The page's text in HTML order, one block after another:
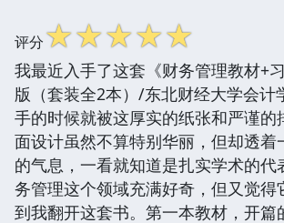
评分☆☆☆☆☆
我最近入手了这套《财务管理教材+
版（套装全2本）/东北财经大学会计
手的时候就被这厚实的纸张和严谨的
面设计虽然不算特别华丽，但却透着
的气息，一看就知道是扎实学术的代
务管理这个领域充满好奇，但又觉得
到我翻开这套书。第一本教材，开篇